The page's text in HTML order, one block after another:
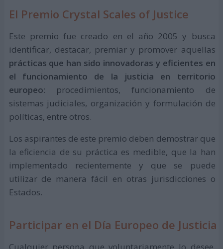
El Premio Crystal Scales of Justice
Este premio fue creado en el año 2005 y busca
identificar, destacar, premiar y promover aquellas
prácticas que han sido innovadoras y eficientes en
el funcionamiento de la justicia en territorio
europeo: procedimientos, funcionamiento de
sistemas judiciales, organización y formulación de
políticas, entre otros.
Los aspirantes de este premio deben demostrar que
la eficiencia de su práctica es medible, que la han
implementado recientemente y que se puede
utilizar de manera fácil en otras jurisdicciones o
Estados.
Participar en el Día Europeo de Justicia